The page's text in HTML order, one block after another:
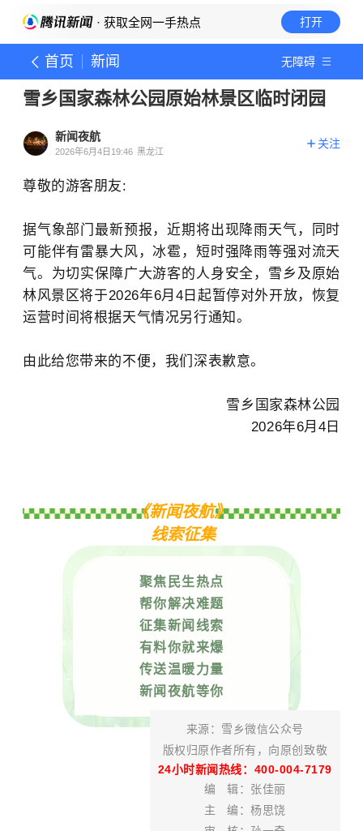
· 获取全网一手热点 打开
首页 新闻 无障碍
雪乡国家森林公园原始林景区临时闭园
新闻夜航
2026年6月4日19:46 黑龙江
关注
尊敬的游客朋友:
据气象部门最新预报，近期将出现降雨天气，同时
可能伴有雷暴大风，冰雹，短时强降雨等强对流天
气。为切实保障广大游客的人身安全，雪乡及原始
林风景区将于2026年6月4日起暂停对外开放，恢复
运营时间将根据天气情况另行通知。
由此给您带来的不便，我们深表歉意。
雪乡国家森林公园
2026年6月4日
《新闻夜航》
线索征集
聚焦民生热点
帮你解决难题
征集新闻线索
有料你就来爆
传送温暖力量
新闻夜航等你
来源：雪乡微信公众号
版权归原作者所有，向原创致敬
24小时新闻热线：400-004-7179
编 辑：张佳丽
主 编：杨思饶